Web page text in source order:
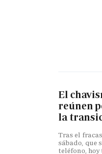
El
reúnen
la
Tras el
sábado, que
teléfono,